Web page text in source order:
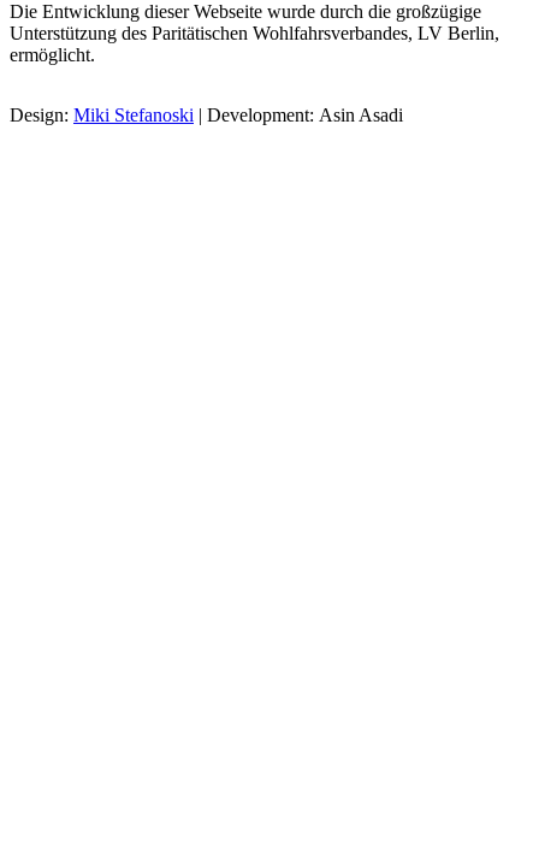
Die Entwicklung dieser Webseite wurde durch die großzügige
Unterstützung des Paritätischen Wohlfahrsverbandes, LV Berlin,
ermöglicht.
Design: Miki Stefanoski | Development: Asin Asadi